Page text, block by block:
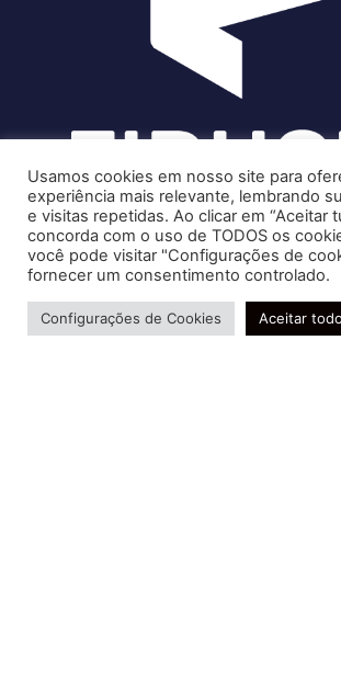
Soluções contábeis-fiscais-tributárias
004856/O-7
Serviços
Usamos cookies em nosso site para
experiência mais relevante, lembrando
e visitas repetidas. Ao clicar em “Aceitar
concorda com o uso de TODOS os
você pode visitar "Configurações de
fornecer um consentimento controlado.
Configurações de Cookies Aceitar
Precisa de